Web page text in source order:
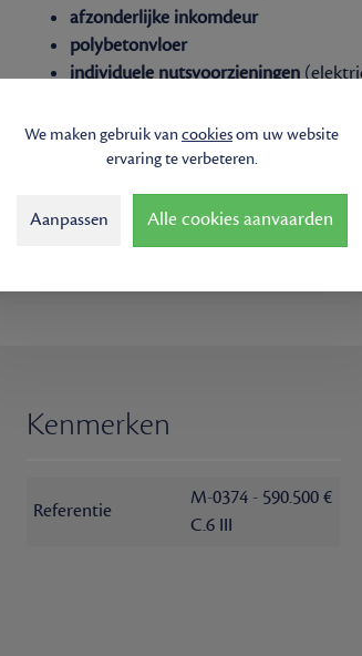
afzonderlijke inkomdeur
polybetonvloer
individuele nutsvoorzieningen
2 privatieve
bouwvergunningwerd ingediend;
Interesse of vragen over de mogelijkheden?
:
Kenmerken
Referentie
M-0374 - 590.500 €
C.6 III
We maken gebruik vancookiesom uw website
ervaring te verbeteren.
Aanpassen Alle cookies aanvaarden